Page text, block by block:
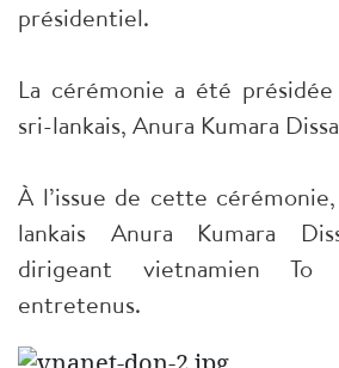
présidentiel.
La cérémonie a été
sri-lankais, Anura Kumara
À l’issue de cette
lankais Anura Kumara
dirigeant vietnamien
entretenus.